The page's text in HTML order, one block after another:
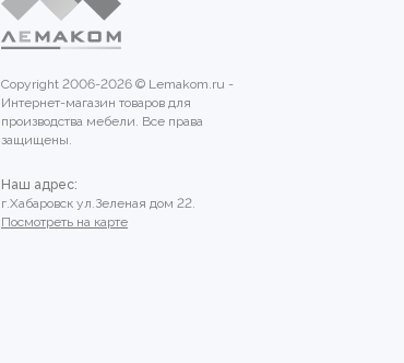
Copyright 2006-2026 © Lemakom.ru -
Интернет-магазин товаров для
производства мебели. Все права
защищены.
Наш адрес:
г.Хабаровск ул.Зеленая дом 22.
Посмотреть на карте